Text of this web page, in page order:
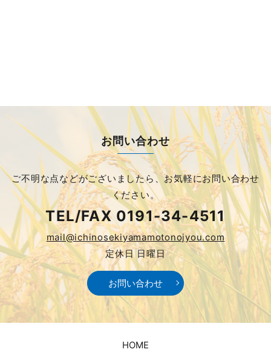
お問い合わせ
ご不明な点などがございましたら、お気軽にお問い合わせ
ください。
TEL/FAX 0191-34-4511
mail@ichinosekiyamamotonojyou.com
定休日 日曜日
お問い合わせ
HOME